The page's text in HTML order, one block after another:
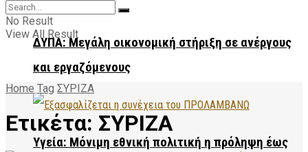
ΔΥΠΑ: Μεγάλη οικονομική στήριξη σε ανέργους
και εργαζόμενους
Υγεία: Μόνιμη εθνική πολιτική η πρόληψη έως
No Result
View All Result
Home Tag ΣΥΡΙΖΑ
Ετικέτα: ΣΥΡΙΖΑ